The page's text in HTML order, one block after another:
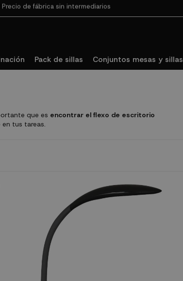
SIN INTERESES con SeQura
Pack de sillas Conjuntos mesas y sillas
que es encontrar el flexo de escritorio
tus tareas.